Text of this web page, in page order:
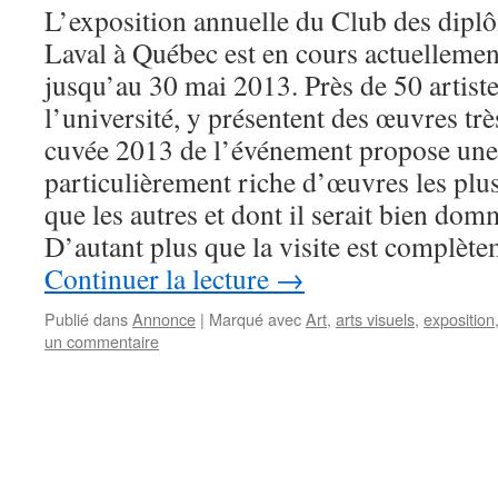
L’exposition annuelle du Club des
Laval à Québec est en cours
jusqu’au 30 mai 2013. Près de 50
l’université, y présentent des œuvres
cuvée 2013 de l’événement propose
particulièrement riche d’œuvres les
que les autres et dont il serait bien
D’autant plus que la visite est
Continuer la lecture →
Publié dansAnnonce | Marqué avecArt, arts visuels, exposition
un commentaire